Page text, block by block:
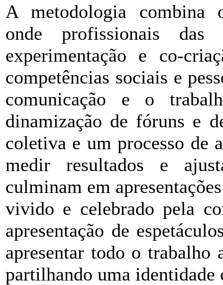
A metodologia combina
onde profissionais das
experimentação e co-
competências sociais e
comunicação e o
dinamização de fóruns e
coletiva e um processo de
medir resultados e
culminam em
vivido e celebrado pela
apresentação de
apresentar todo o trabalho
partilhando uma identidade